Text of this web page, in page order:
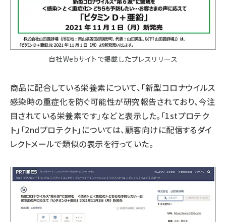
自社Webサイトで掲載したプレスリリース
商品に配合している栄養素について、「新型コロナウイルス
感染時の重症化を防ぐ可能性が研究報告されており、今注
目されている栄養素です」などと表示した。「1stプロテク
ト」「2ndプロテクト」については、顧客向けに配信するダイ
レクトメールで類似の表示を行っていた。